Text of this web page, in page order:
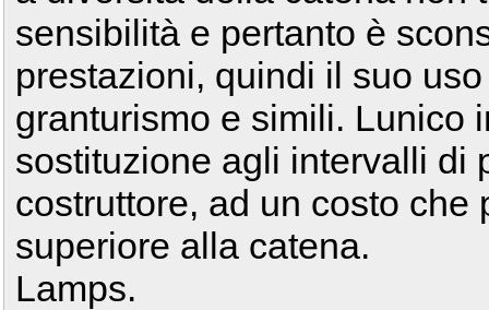
sensibilità e pertanto è
prestazioni, quindi il suo
granturismo e simili. Lunico
sostituzione agli intervalli di
costruttore, ad un costo che
superiore alla catena.
Lamps.